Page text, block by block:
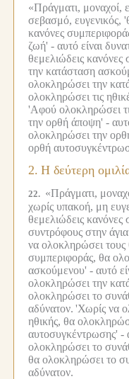
«Πράγματι, μοναχοί,
σεβασμό, ευγενικός,
κανόνες
ζωή' - αυτό είναι
θεμελιώδεις
την κατάσταση
ολοκληρώσει την
ολοκληρώσει τις
'Αφού ολοκληρώσει
την ορθή άποψη' -
ολοκληρώσει την
ορθή
2. Η δεύτερη
22. «Πράγματι,
χωρίς υπακοή, μη
θεμελιώδεις κανόνες
συντρόφους στην
να ολοκληρώσει τους
συμπεριφοράς, θα
ασκούμενου' - αυτό
ολοκληρώσει την
ολοκληρώσει το
αδύνατον. 'Χωρίς να
ηθικής, θα
αυτοσυγκέντρωσης' -
ολοκληρώσει το
θα ολοκληρώσει το
αδύνατον.